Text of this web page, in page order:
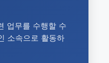
업무를 수행할 수
소속으로 활동하